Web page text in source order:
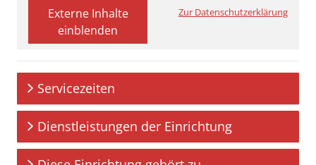
Externe Inhalte
einblenden
Zur Datenschutzerklärung
Servicezeiten
Dienstleistungen der Einrichtung